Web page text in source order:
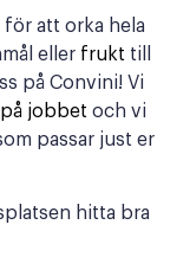
att orka hela
eller frukt till
på Convini! Vi
jobbet och vi
passar just er
hitta bra